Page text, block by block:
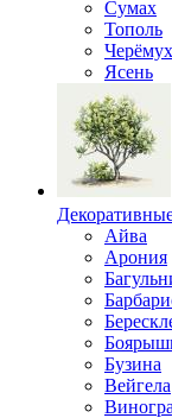
Сумах
Тополь
Ясень
Айва
Арония
Бузина
Вейгела